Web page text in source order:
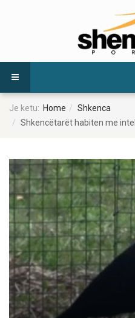
Je ketu: Home
Shkenca
Shkencëtarët habiten me